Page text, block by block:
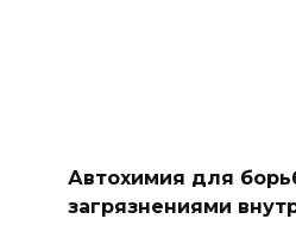
Автохимия для
загрязнениями